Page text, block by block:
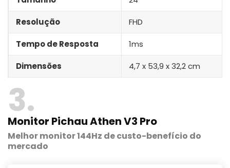
Resolução FHD
Tempo de Resposta 1ms
Dimensões 4,7 x 53,9 x 32,2 cm
3
Monitor Pichau Athen V3 Pro
Melhor monitor 144Hz de custo-benefício do
mercado